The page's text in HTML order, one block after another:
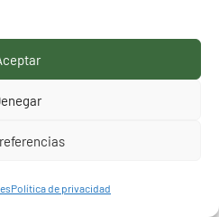
Política de privacidad
Titulaciones
Forestal